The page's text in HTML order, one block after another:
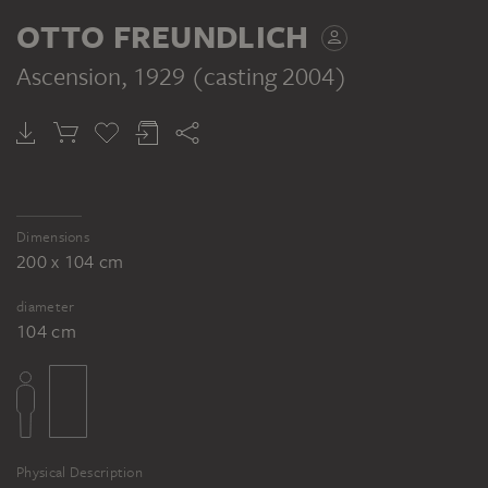
OTTO FREUNDLICH
Ascension, 1929 (casting 2004)
Dimensions
200 x 104 cm
diameter
104 cm
Physical Description